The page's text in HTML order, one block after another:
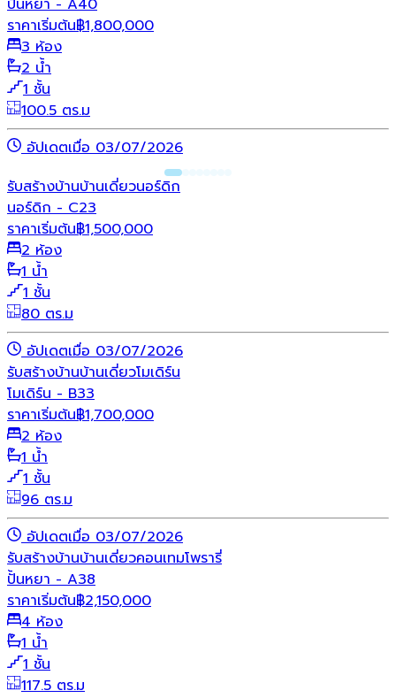
ปั้นหยา - A40
ราคาเริ่มต้น฿1,800,000
3 ห้อง
2 น้ำ
1 ชั้น
100.5 ตร.ม
อัปเดตเมื่อ 03/07/2026
รับสร้างบ้านบ้านเดี่ยวนอร์ดิก
นอร์ดิก - C23
ราคาเริ่มต้น฿1,500,000
2 ห้อง
1 น้ำ
1 ชั้น
80 ตร.ม
อัปเดตเมื่อ 03/07/2026
รับสร้างบ้านบ้านเดี่ยวโมเดิร์น
โมเดิร์น - B33
ราคาเริ่มต้น฿1,700,000
2 ห้อง
1 น้ำ
1 ชั้น
96 ตร.ม
อัปเดตเมื่อ 03/07/2026
รับสร้างบ้านบ้านเดี่ยวคอนเทมโพรารี่
ปั้นหยา - A38
ราคาเริ่มต้น฿2,150,000
4 ห้อง
1 น้ำ
1 ชั้น
117.5 ตร.ม